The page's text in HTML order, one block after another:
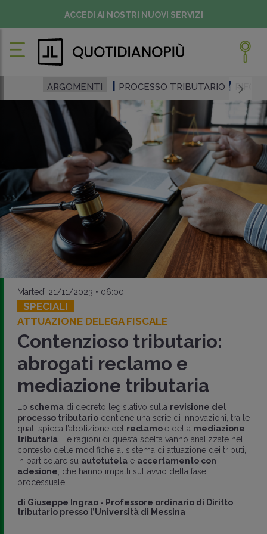
ACCEDI AI NOSTRI NUOVI SERVIZI
ARGOMENTI PROCESSO TRIBUTARIO
Martedì 21/11/2023 • 06:00
SPECIALI
ATTUAZIONE DELEGA FISCALE
Contenzioso tributario:
abrogati reclamo e
mediazione tributaria
Lo schemadi decreto legislativo sulla revisione del
processo tributariocontiene una serie di innovazioni, tra le
quali spicca l’abolizione del reclamoe della mediazione
tributaria. Le ragioni di questa scelta vanno analizzate nel
contesto delle modifiche al sistema di attuazione dei tributi,
in particolare su autotutelae accertamento con
adesione , che hanno impatti sull’avvio della fase
processuale.
di Giuseppe Ingrao - Professore ordinario di Diritto
tributario presso l’Università di Messina